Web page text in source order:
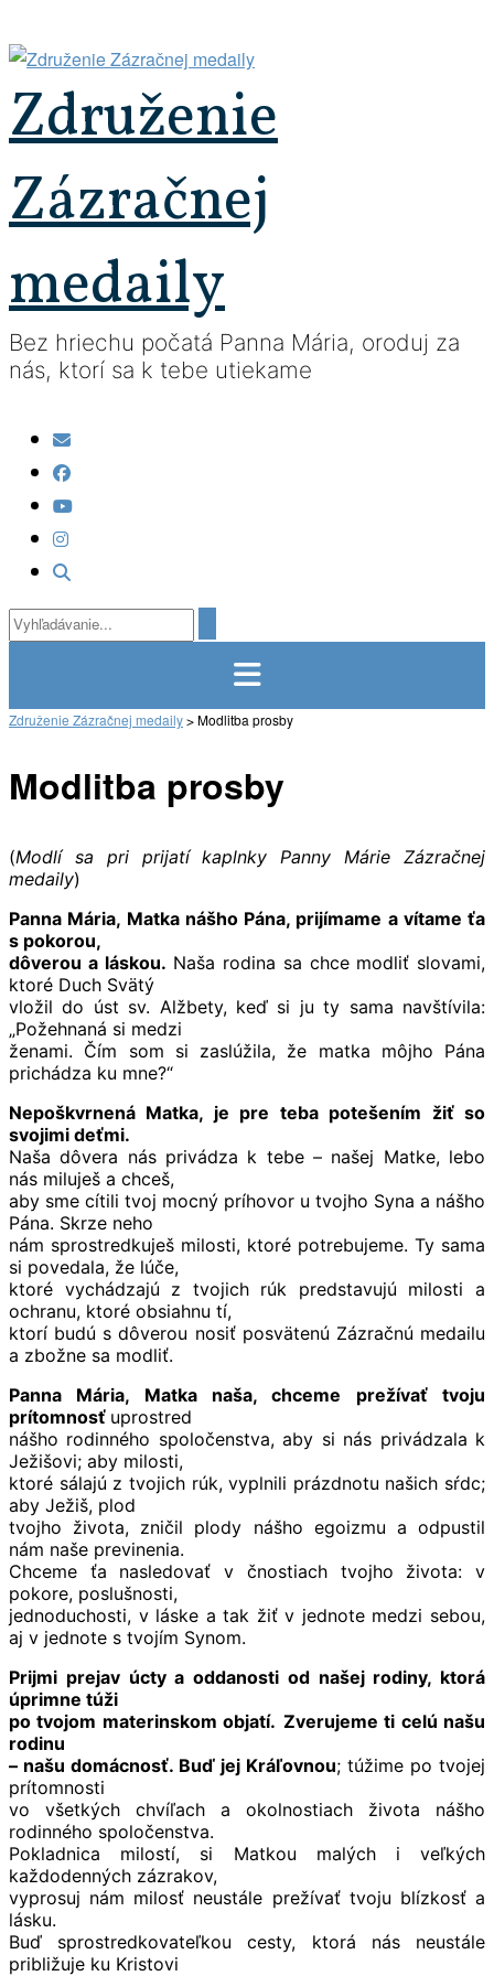
na
obsah
Združenie
Zázračnej
medaily
Bez hriechu počatá Panna Mária, oroduj za
nás, ktorí sa k tebe utiekame
Združenie Zázračnej medaily>Modlitba prosby
Modlitba prosby
(Modlí sa pri prijatí kaplnky Panny Márie Zázračnej
medaily)
Panna Mária, Matka nášho Pána, prijímame a vítame ťa
s pokorou,
dôverou a láskou. Naša rodina sa chce modliť slovami,
ktoré Duch Svätý
vložil do úst sv. Alžbety, keď si ju ty sama navštívila:
„Požehnaná si medzi
ženami. Čím som si zaslúžila, že matka môjho Pána
prichádza ku mne?“
Nepoškvrnená Matka, je pre teba potešením žiť so
svojimi deťmi.
Naša dôvera nás privádza k tebe – našej Matke, lebo
nás miluješ a chceš,
aby sme cítili tvoj mocný príhovor u tvojho Syna a nášho
Pána. Skrze neho
nám sprostredkuješ milosti, ktoré potrebujeme. Ty sama
si povedala, že lúče,
ktoré vychádzajú z tvojich rúk predstavujú milosti a
ochranu, ktoré obsiahnu tí,
ktorí budú s dôverou nosiť posvätenú Zázračnú medailu
a zbožne sa modliť.
Panna Mária, Matka naša, chceme prežívať tvoju
prítomnosť uprostred
nášho rodinného spoločenstva, aby si nás privádzala k
Ježišovi; aby milosti,
ktoré sálajú z tvojich rúk, vyplnili prázdnotu našich sŕdc;
aby Ježiš, plod
tvojho života, zničil plody nášho egoizmu a odpustil
nám naše previnenia.
Chceme ťa nasledovať v čnostiach tvojho života: v
pokore, poslušnosti,
jednoduchosti, v láske a tak žiť v jednote medzi sebou,
aj v jednote s tvojím Synom.
Prijmi prejav úcty a oddanosti od našej rodiny, ktorá
úprimne túži
po tvojom materinskom objatí. Zverujeme ti celú našu
rodinu
– našu domácnosť. Buď jej Kráľovnou; túžime po tvojej
prítomnosti
vo všetkých chvíľach a okolnostiach života nášho
rodinného spoločenstva.
Pokladnica milostí, si Matkou malých i veľkých
každodenných zázrakov,
vyprosuj nám milosť neustále prežívať tvoju blízkosť a
lásku.
Buď sprostredkovateľkou cesty, ktorá nás neustále
približuje ku Kristovi